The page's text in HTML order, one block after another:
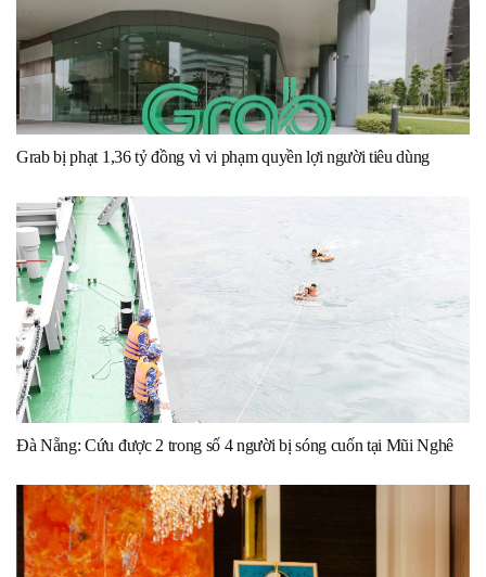
Grab bị phạt 1,36 tỷ đồng vì vi phạm quyền lợi người tiêu dùng
Đà Nẵng: Cứu được 2 trong số 4 người bị sóng cuốn tại Mũi Nghê